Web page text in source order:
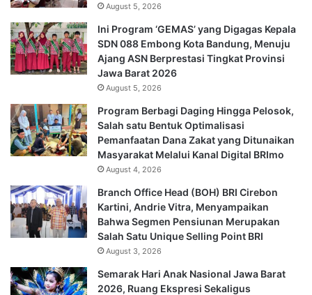
August 5, 2026
Ini Program ‘GEMAS’ yang Digagas Kepala
SDN 088 Embong Kota Bandung, Menuju
Ajang ASN Berprestasi Tingkat Provinsi
Jawa Barat 2026
August 5, 2026
Program Berbagi Daging Hingga Pelosok,
Salah satu Bentuk Optimalisasi
Pemanfaatan Dana Zakat yang Ditunaikan
Masyarakat Melalui Kanal Digital BRImo
August 4, 2026
Branch Office Head (BOH) BRI Cirebon
Kartini, Andrie Vitra, Menyampaikan
Bahwa Segmen Pensiunan Merupakan
Salah Satu Unique Selling Point BRI
August 3, 2026
Semarak Hari Anak Nasional Jawa Barat
2026, Ruang Ekspresi Sekaligus